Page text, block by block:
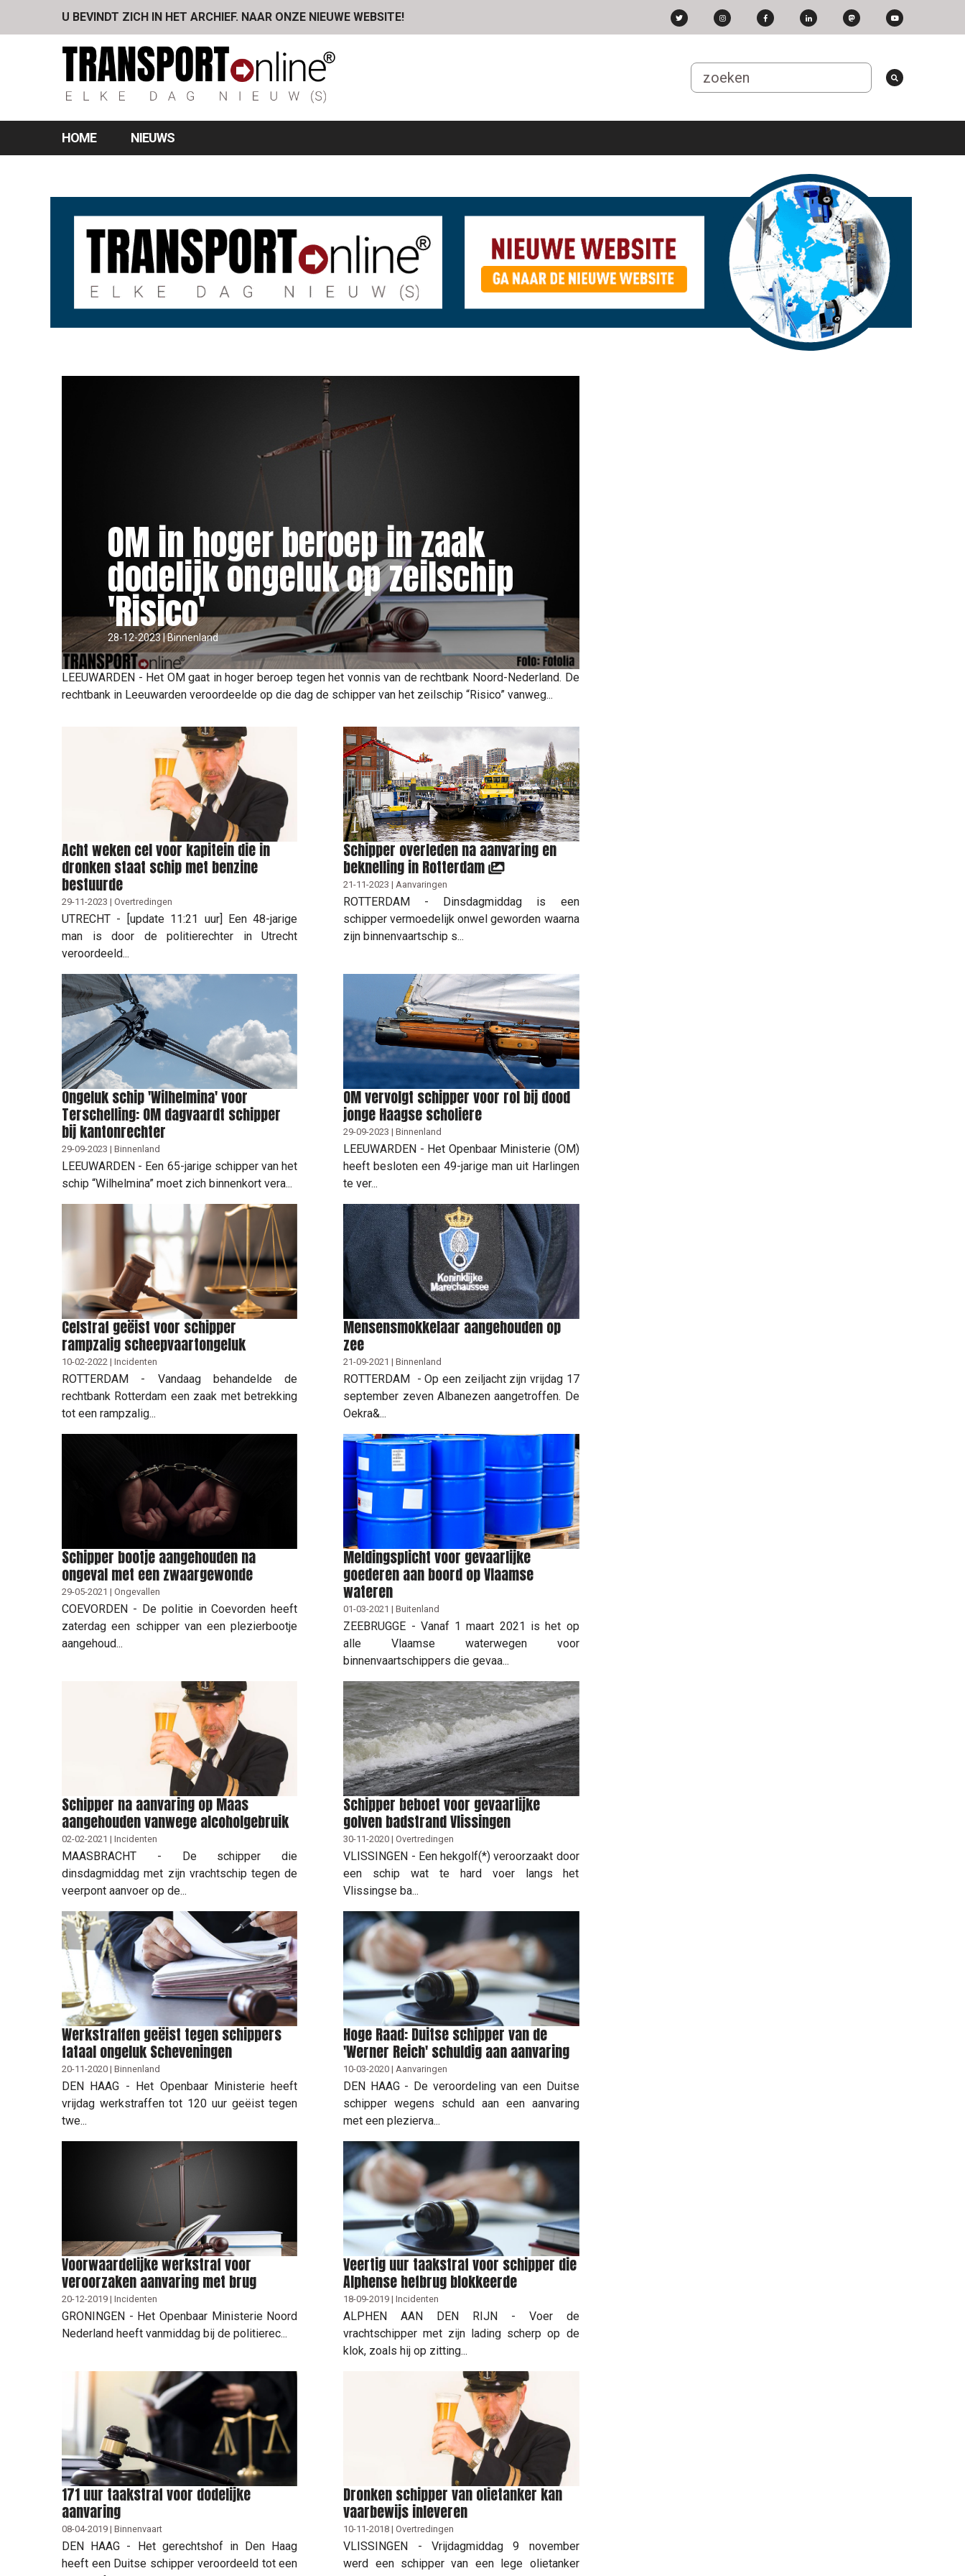
U BEVINDT ZICH IN HET ARCHIEF. NAAR ONZE NIEUWE WEBSITE!
HOME NIEUWS
OM in hoger beroep in zaak
dodelijk ongeluk op zeilschip
'Risico'
28-12-2023 | Binnenland
LEEUWARDEN - Het OM gaat in hoger beroep tegen het vonnis van de rechtbank Noord-Nederland. De
rechtbank in Leeuwarden veroordeelde op die dag de schipper van het zeilschip “Risico” vanweg...
Acht weken cel voor kapitein die in
dronken staat schip met benzine
bestuurde
29-11-2023 | Overtredingen
UTRECHT - [update 11:21 uur] Een 48-jarige
man is door de politierechter in Utrecht
veroordeeld...
Schipper overleden na aanvaring en
beknelling in Rotterdam
21-11-2023 | Aanvaringen
ROTTERDAM - Dinsdagmiddag is een
schipper vermoedelijk onwel geworden waarna
zijn binnenvaartschip s...
Ongeluk schip 'Wilhelmina' voor
Terschelling: OM dagvaardt schipper
bij kantonrechter
29-09-2023 | Binnenland
LEEUWARDEN - Een 65-jarige schipper van het
schip “Wilhelmina” moet zich binnenkort vera...
OM vervolgt schipper voor rol bij dood
jonge Haagse scholiere
29-09-2023 | Binnenland
LEEUWARDEN - Het Openbaar Ministerie (OM)
heeft besloten een 49-jarige man uit Harlingen
te ver...
Celstraf geëist voor schipper
rampzalig scheepvaartongeluk
10-02-2022 | Incidenten
ROTTERDAM - Vandaag behandelde de
rechtbank Rotterdam een zaak met betrekking
tot een rampzalig...
Mensensmokkelaar aangehouden op
zee
21-09-2021 | Binnenland
ROTTERDAM - Op een zeiljacht zijn vrijdag 17
september zeven Albanezen aangetroffen. De
Oekra&...
Schipper bootje aangehouden na
ongeval met een zwaargewonde
29-05-2021 | Ongevallen
COEVORDEN - De politie in Coevorden heeft
zaterdag een schipper van een plezierbootje
aangehoud...
Meldingsplicht voor gevaarlijke
goederen aan boord op Vlaamse
wateren
01-03-2021 | Buitenland
ZEEBRUGGE - Vanaf 1 maart 2021 is het op
alle Vlaamse waterwegen voor
binnenvaartschippers die gevaa...
Schipper na aanvaring op Maas
aangehouden vanwege alcoholgebruik
02-02-2021 | Incidenten
MAASBRACHT - De schipper die
dinsdagmiddag met zijn vrachtschip tegen de
veerpont aanvoer op de...
Schipper beboet voor gevaarlijke
golven badstrand Vlissingen
30-11-2020 | Overtredingen
VLISSINGEN - Een hekgolf(*) veroorzaakt door
een schip wat te hard voer langs het
Vlissingse ba...
Werkstraffen geëist tegen schippers
fataal ongeluk Scheveningen
20-11-2020 | Binnenland
DEN HAAG - Het Openbaar Ministerie heeft
vrijdag werkstraffen tot 120 uur geëist tegen
twe...
Hoge Raad: Duitse schipper van de
'Werner Reich' schuldig aan aanvaring
10-03-2020 | Aanvaringen
DEN HAAG - De veroordeling van een Duitse
schipper wegens schuld aan een aanvaring
met een plezierva...
Voorwaardelijke werkstraf voor
veroorzaken aanvaring met brug
20-12-2019 | Incidenten
GRONINGEN - Het Openbaar Ministerie Noord
Nederland heeft vanmiddag bij de politierec...
Veertig uur taakstraf voor schipper die
Alphense hefbrug blokkeerde
18-09-2019 | Incidenten
ALPHEN AAN DEN RIJN - Voer de
vrachtschipper met zijn lading scherp op de
klok, zoals hij op zitting...
171 uur taakstraf voor dodelijke
aanvaring
08-04-2019 | Binnenvaart
DEN HAAG - Het gerechtshof in Den Haag
heeft een Duitse schipper veroordeeld tot een
Dronken schipper van olietanker kan
vaarbewijs inleveren
10-11-2018 | Overtredingen
VLISSINGEN - Vrijdagmiddag 9 november
werd een schipper van een lege olietanker